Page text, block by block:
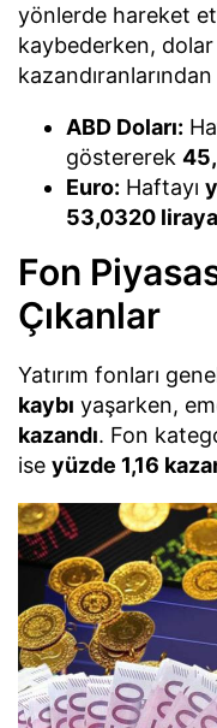
yönlerde hareket
kaybederken,
ABD Doları:
göstererek
Euro: Haftayı
53,0320 liraya
Fon
Çıkanlar
Yatırım fonları
kaybı yaşarken,
kazandı. Fon
ise yüzde 1,16